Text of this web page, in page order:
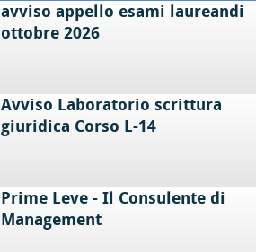
avviso appello esami laureandi
ottobre 2026
Avviso Laboratorio scrittura
giuridica Corso L-14
Prime Leve - Il Consulente di
Management